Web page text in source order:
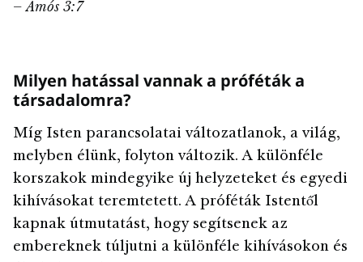
–Ámós 3:7
Milyen hatással vannak a próféták a
társadalomra?
Míg Isten parancsolatai változatlanok, a világ,
melyben élünk, folyton változik. A különféle
korszakok mindegyike új helyzeteket és egyedi
kihívásokat teremtetett. A próféták Istentől
kapnak útmutatást, hogy segítsenek az
embereknek túljutni a különféle kihívásokon és